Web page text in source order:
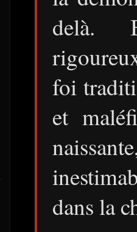
delà.
foi
et
dans la